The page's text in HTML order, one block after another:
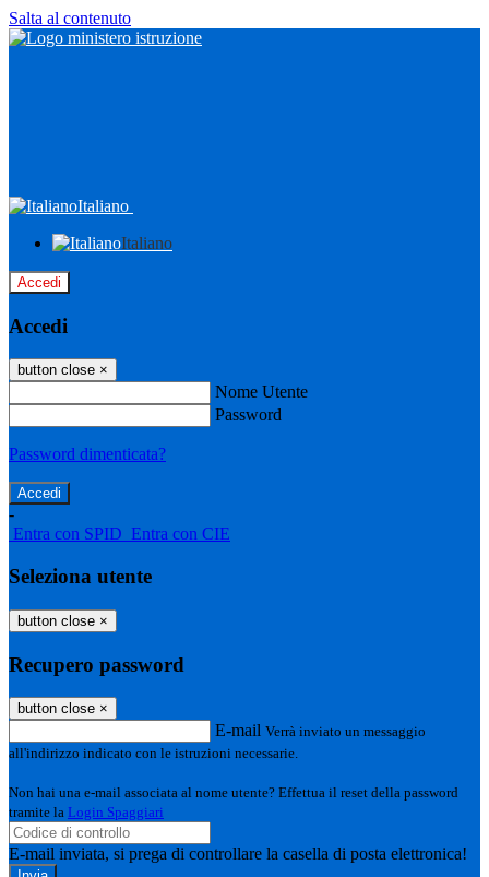
Salta al contenuto
Italiano
Italiano
Accedi
Accedi
button close ×
Nome Utente
Password
Password dimenticata?
-
Entra con SPID Entra con CIE
Seleziona utente
button close ×
Recupero password
button close ×
E-mail Verrà inviato un messaggio
all'indirizzo indicato con le istruzioni necessarie.
Non hai una e-mail associata al nome utente? Effettua il reset della password
tramite la Login Spaggiari
E-mail inviata, si prega di controllare la casella di posta elettronica!